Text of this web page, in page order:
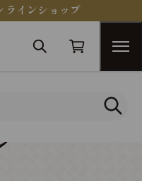
インショップ